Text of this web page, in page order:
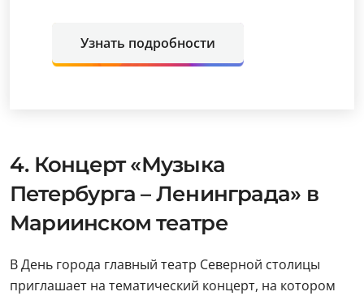
Узнать подробности
4. Концерт «Музыка
Петербурга – Ленинграда» в
Мариинском театре
В День города главный театр Северной столицы
приглашает на тематический концерт, на котором